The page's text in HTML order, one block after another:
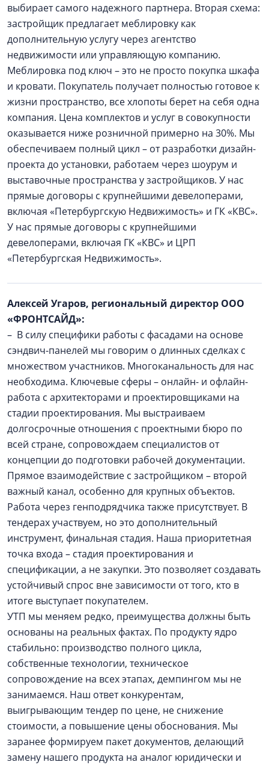
выбирает самого надежного партнера. Вторая схема:
застройщик предлагает меблировку как
дополнительную услугу через агентство
недвижимости или управляющую компанию.
Меблировка под ключ – это не просто покупка шкафа
и кровати. Покупатель получает полностью готовое к
жизни пространство, все хлопоты берет на себя одна
компания. Цена комплектов и услуг в совокупности
оказывается ниже розничной примерно на 30%. Мы
обеспечиваем полный цикл – от разработки дизайн-
проекта до установки, работаем через шоурум и
выставочные пространства у застройщиков. У нас
прямые договоры с крупнейшими девелоперами,
включая «Петербургскую Недвижимость» и ГК «КВС».
У нас прямые договоры с крупнейшими
девелоперами, включая ГК «КВС» и ЦРП
«Петербургская Недвижимость».
Алексей Угаров, региональный директор ООО
«ФРОНТСАЙД»:
– В силу специфики работы с фасадами на основе
сэндвич-панелей мы говорим о длинных сделках с
множеством участников. Многоканальность для нас
необходима. Ключевые сферы – онлайн- и офлайн-
работа с архитекторами и проектировщиками на
стадии проектирования. Мы выстраиваем
долгосрочные отношения с проектными бюро по
всей стране, сопровождаем специалистов от
концепции до подготовки рабочей документации.
Прямое взаимодействие с застройщиком – второй
важный канал, особенно для крупных объектов.
Работа через генподрядчика также присутствует. В
тендерах участвуем, но это дополнительный
инструмент, финальная стадия. Наша приоритетная
точка входа – стадия проектирования и
спецификации, а не закупки. Это позволяет создавать
устойчивый спрос вне зависимости от того, кто в
итоге выступает покупателем.
УТП мы меняем редко, преимущества должны быть
основаны на реальных фактах. По продукту ядро
стабильно: производство полного цикла,
собственные технологии, техническое
сопровождение на всех этапах, демпингом мы не
занимаемся. Наш ответ конкурентам,
выигрывающим тендер по цене, не снижение
стоимости, а повышение цены обоснования. Мы
заранее формируем пакет документов, делающий
замену нашего продукта на аналог юридически и